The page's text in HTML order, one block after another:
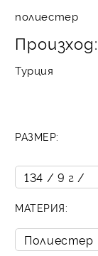
полиестер
Произход:
Турция
РАЗМЕР:
МАТЕРИЯ: